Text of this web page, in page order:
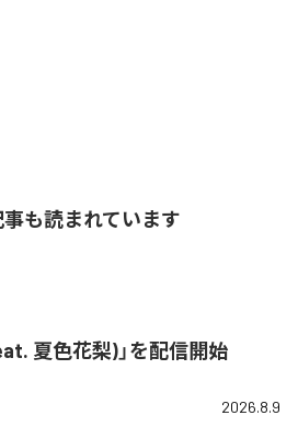
も読まれています
夏色花梨)」を配信開始
2026.8.9